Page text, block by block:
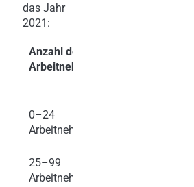
das Jahr
2021:
Anzahl der
Arbeitnehmer
0–24
Arbeitnehmer
25–99
Arbeitnehmer